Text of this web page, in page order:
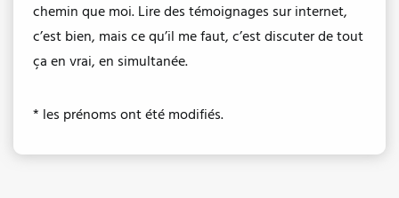
chemin que moi. Lire des témoignages sur internet,
c’est bien, mais ce qu’il me faut, c’est discuter de tout
ça en vrai, en simultanée.
* les prénoms ont été modifiés.